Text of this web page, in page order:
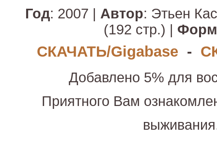
Год: 2007 | Автор: Этьен
(192 стр.) |
СКАЧАТЬ/Gigabase-
Добавлено 5% для
Приятного Вам